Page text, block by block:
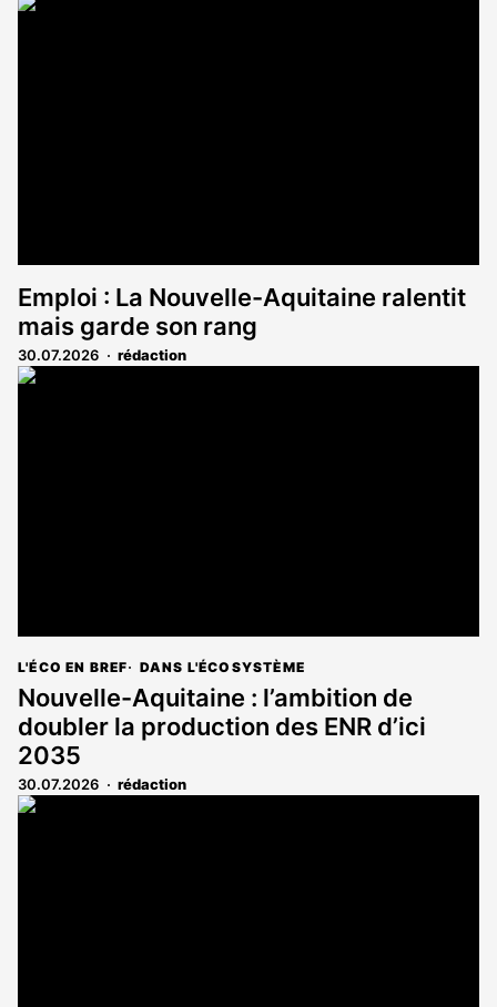
Emploi : La Nouvelle-Aquitaine ralentit
mais garde son rang
30.07.2026 rédaction
L'ÉCO EN BREF DANS L'ÉCOSYSTÈME
Nouvelle-Aquitaine : l’ambition de
doubler la production des ENR d’ici
2035
30.07.2026 rédaction